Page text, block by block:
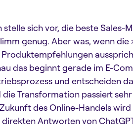
stelle sich vor, die beste
genug. Aber was, wenn
das beginnt gerade im E-
und entscheiden
die Transformation passiert
des Online-Handels
direkten Antworten von